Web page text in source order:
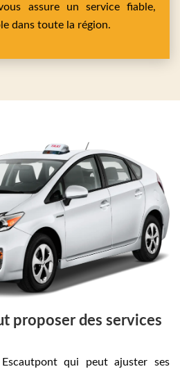
assure un service fiable,
dans toute la région.
proposer des services
qui peut ajuster ses